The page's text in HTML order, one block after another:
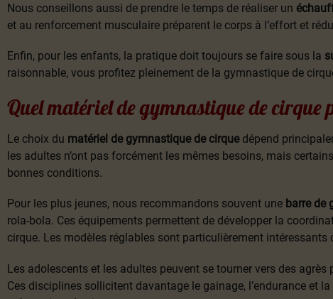
Nous conseillons aussi de prendre le temps de réaliser un
et au renforcement musculaire préparent le corps à l’effort et
Enfin, pour les enfants, la pratique doit toujours se faire sous la
raisonnable, vous profitez pleinement de la gymnastique de
Quel matériel de gymnastique de cirque
Le choix du matériel de gymnastique de cirquedépend
les adultes n’ont pas forcément les mêmes besoins, mais
bonnes conditions.
Pour les plus jeunes, nous recommandons souvent une barre de
rola-bola. Ces équipements permettent de développer la
cirque. Les modèles réglables sont particulièrement intéressants
Les adolescents et les adultes peuvent se tourner vers des
Ces disciplines sollicitent davantage le gainage, l’endurance et